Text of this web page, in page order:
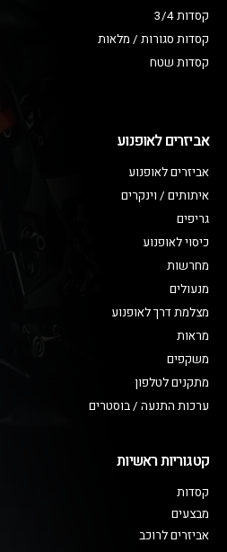
קסדות 3/4
קסדות סגורות / מלאות
קסדות שטח
אביזרים לאופנוע
אביזרים לאופנוע
איתותים / וינקרים
גריפים
כיסוי לאופנוע
מחרשות
מנעולים
מצלמת דרך לאופנוע
מראות
משקפים
מתקנים לטלפון
ערכות התנעה / בוסטרים
קטגוריות ראשיות
קסדות
מבצעים
אביזרים לרוכב